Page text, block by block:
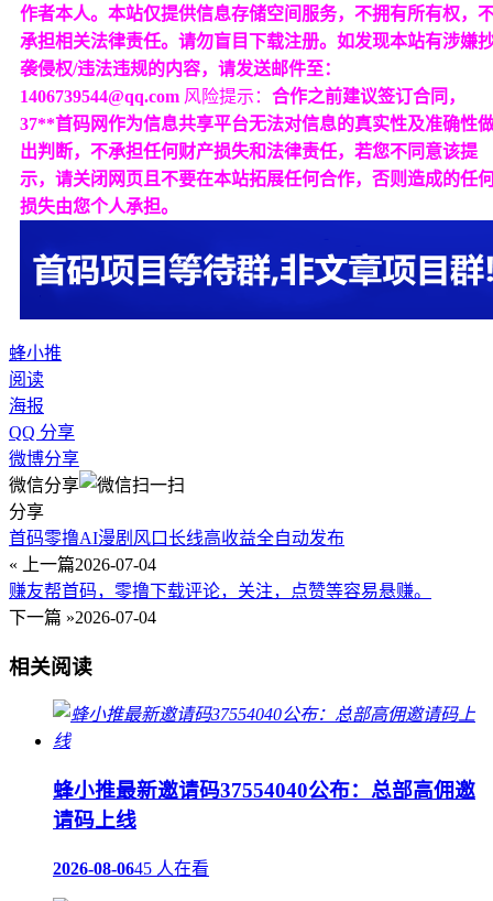
作者本人。本站仅提供信息存储空间服务，不拥有所有权，
承担相关法律责任。请勿盲目下载注册。如发现本站有涉嫌
袭侵权/违法违规的内容，请发送邮件至：
1406739544@qq.com 风险提示： 合作之前建议签订合同，
37**首码网作为信息共享平台无法对信息的真实性及准确性
出判断，不承担任何财产损失和法律责任，若您不同意该提
示，请关闭网页且不要在本站拓展任何合作，否则造成的任
损失由您个人承担。
蜂小推
阅读
海报
QQ 分享
微博分享
微信分享
分享
首码零撸AI漫剧风口长线高收益全自动发布
« 上一篇2026-07-04
赚友帮首码，零撸下载评论，关注，点赞等容易悬赚。
下一篇 »2026-07-04
相关阅读
蜂小推最新邀请码37554040公布：总部高佣邀
请码上线
2026-08-0645 人在看